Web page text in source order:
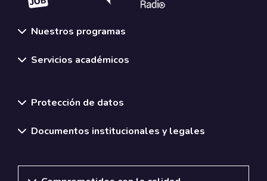
Nuestros programas
Servicios académicos
Protección de datos
Documentos institucionales y legales